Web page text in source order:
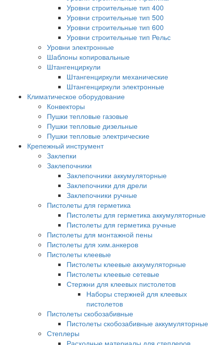
Уровни строительные тип 400
Уровни строительные тип 500
Уровни строительные тип 600
Уровни строительные тип Рельс
Уровни электронные
Шаблоны копировальные
Штангенциркули
Штангенциркули механические
Штангенциркули электронные
Климатическое оборудование
Конвекторы
Пушки тепловые газовые
Пушки тепловые дизельные
Пушки тепловые электрические
Крепежный инструмент
Заклепки
Заклепочники
Заклепочники аккумуляторные
Заклепочники для дрели
Заклепочники ручные
Пистолеты для герметика
Пистолеты для герметика аккумуляторные
Пистолеты для герметика ручные
Пистолеты для монтажной пены
Пистолеты для хим.анкеров
Пистолеты клеевые
Пистолеты клеевые аккумуляторные
Пистолеты клеевые сетевые
Стержни для клеевых пистолетов
Наборы стержней для клеевых
пистолетов
Пистолеты скобозабивные
Пистолеты скобозабивные аккумуляторные
Степлеры
Расходные материалы для степлеров